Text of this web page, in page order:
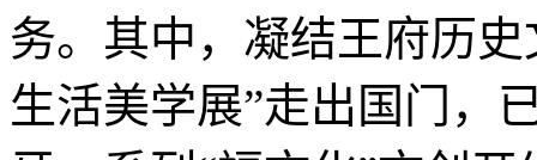
务。其中，凝结王府历
生活美学展”走出国门，